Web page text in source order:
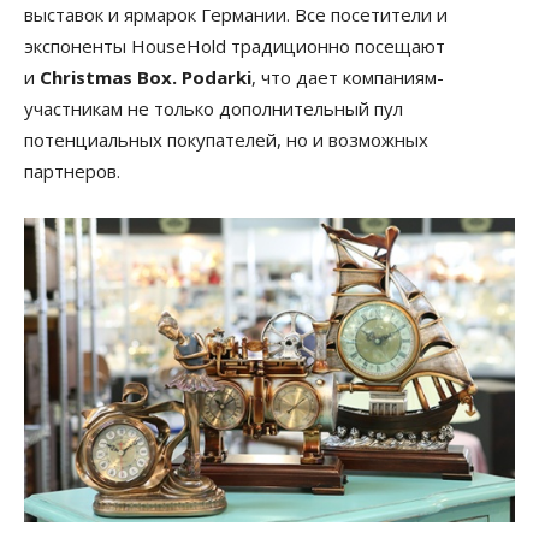
выставок и ярмарок Германии. Все посетители и
экспоненты HouseHold традиционно посещают
и Christmas Box. Podarki, что дает компаниям-
участникам не только дополнительный пул
потенциальных покупателей, но и возможных
партнеров.